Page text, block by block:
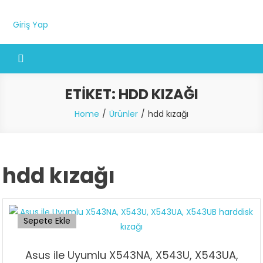
Giriş Yap
ETIKET: HDD KIZAĞI
Home Ürünler hdd kızağı
hdd kızağı
Sepete Ekle
Asus ile Uyumlu X543NA, X543U, X543UA,